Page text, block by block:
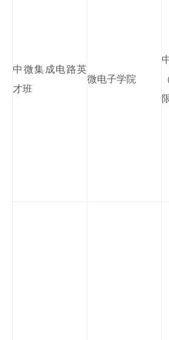
中微集成电路英
才班
微电子学院